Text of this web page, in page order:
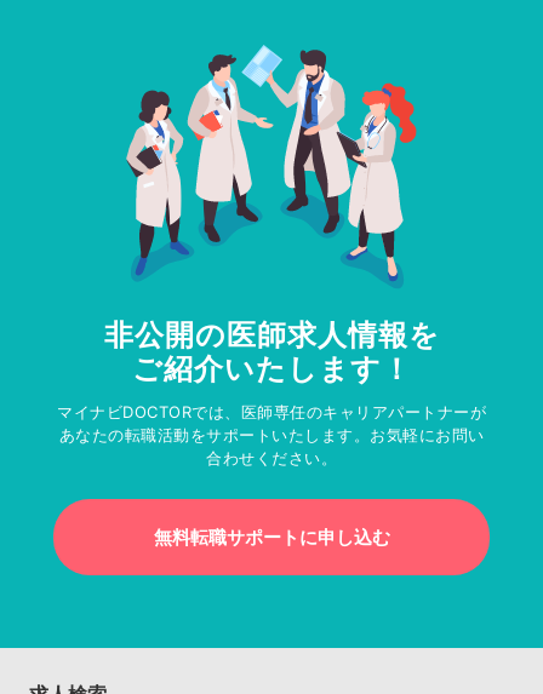
非公開の医師求人情報を
ご紹介いたします！
マイナビDOCTORでは、医師専任のキャリアパートナーが
あなたの転職活動をサポートいたします。お気軽にお問い
合わせください。
無料転職サポートに申し込む